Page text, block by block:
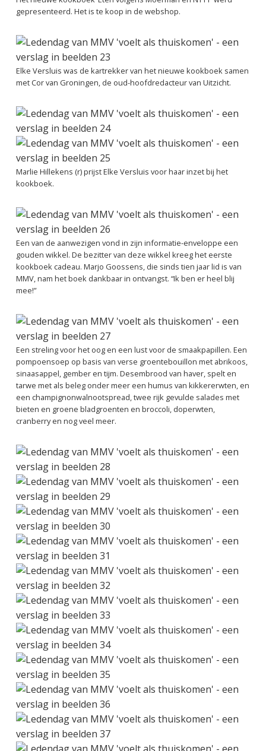
gepresenteerd. Het is te koop in de webshop.
Elke Versluis was de kartrekker van het nieuwe kookboek samen
met Cor van Groningen, de oud-hoofdredacteur van Uitzicht.
Marlie Hillekens (r) prijst Elke Versluis voor haar inzet bij het
kookboek.
Een van de aanwezigen vond in zijn informatie-enveloppe een
gouden wikkel. De bezitter van deze wikkel kreeg het eerste
kookboek cadeau. Marjo Goossens, die sinds tien jaar lid is van
MMV, nam het boek dankbaar in ontvangst. “Ik ben er heel blij
mee!”
Een streling voor het oog en een lust voor de smaakpapillen. Een
pompoensoep op basis van verse groentebouillon met abrikoos,
sinaasappel, gember en tijm. Desembrood van haver, spelt en
tarwe met als beleg onder meer een humus van kikkererwten, en
een champignonwalnootspread, twee rijk gevulde salades met
bieten en groene bladgroenten en broccoli, doperwten,
cranberry en nog veel meer.